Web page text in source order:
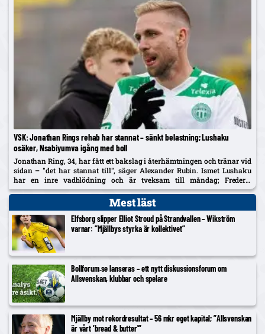
VSK: Jonathan Rings rehab har stannat – sänkt belastning; Lushaku
osäker, Nsabiyumva igång med boll
Jonathan Ring, 34, har fått ett bakslag i återhämtningen och tränar vid
sidan – "det har stannat till", säger Alexander Rubin. Ismet Lushaku
har en inre vadblödning och är tveksam till måndag; Frederic
Nsabiyumva har påbörjat individuella bollpass.
Mest läst
Elfsborg slipper Elliot Stroud på Strandvallen – Wikström
varnar: ”Mjällbys styrka är kollektivet”
Bollforum.se lanseras – ett nytt diskussionsforum om
Allsvenskan, klubbar och spelare
Mjällby mot rekordresultat – 56 mkr eget kapital; ”Allsvenskan
är vårt ’bread & butter'”